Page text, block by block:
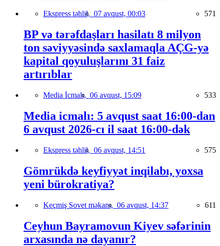
Ekspress təhlil, 07 avqust, 00:03 571
BP və tərəfdaşları hasilatı 8 milyon
ton səviyyəsində saxlamaqla AÇG-yə
kapital qoyuluşlarını 31 faiz
artırıblar
Media İcmalı, 06 avqust, 15:09 533
Media icmalı: 5 avqust saat 16:00-dan
6 avqust 2026-cı il saat 16:00-dək
Ekspress təhlil, 06 avqust, 14:51 575
Gömrükdə keyfiyyət inqilabı, yoxsa
yeni bürokratiya?
Keçmiş Sovet məkanı, 06 avqust, 14:37 611
Ceyhun Bayramovun Kiyev səfərinin
arxasında nə dayanır?